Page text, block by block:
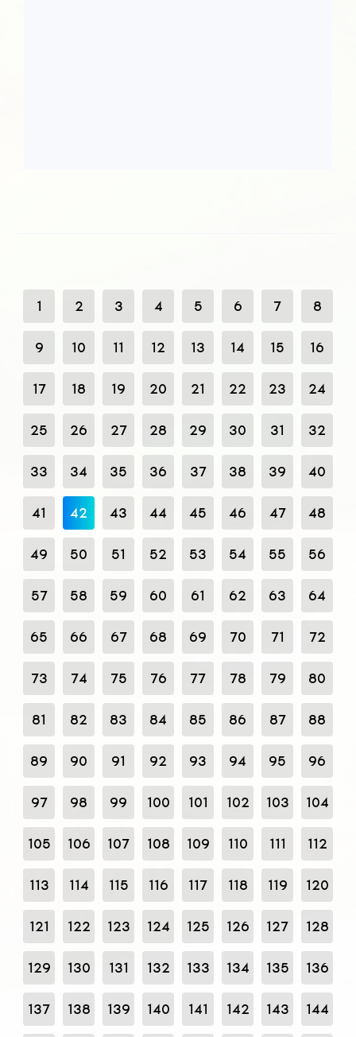
1 2 3 4 5 6 7 8
9 10 11 12 13 14 15 16
17 18 19 20 21 22 23 24
25 26 27 28 29 30 31 32
33 34 35 36 37 38 39 40
41 42 43 44 45 46 47 48
49 50 51 52 53 54 55 56
57 58 59 60 61 62 63 64
65 66 67 68 69 70 71 72
73 74 75 76 77 78 79 80
81 82 83 84 85 86 87 88
89 90 91 92 93 94 95 96
97 98 99 100 101 102 103 104
105 106 107 108 109 110 111 112
113 114 115 116 117 118 119 120
121 122 123 124 125 126 127 128
129 130 131 132 133 134 135 136
137 138 139 140 141 142 143 144